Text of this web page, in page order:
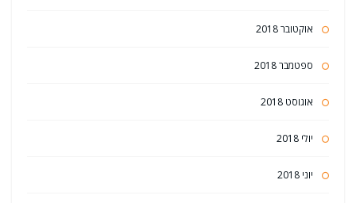
אוקטובר 2018
ספטמבר 2018
אוגוסט 2018
יולי 2018
יוני 2018